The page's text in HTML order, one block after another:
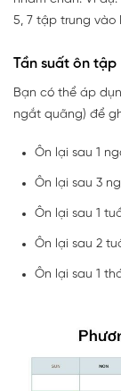
5, 7 tập trung vào
Tần suất ôn tập
Bạn có thể áp
ngắt quãng) để
Ôn lại sau 1
Ôn lại sau 3
Ôn lại sau 1
Ôn lại sau 2
Ôn lại sau 1